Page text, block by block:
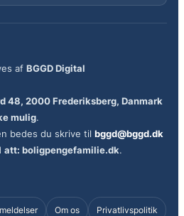
af BGGD Digital
48, 2000 Frederiksberg, Danmark
mulig.
bedes du skrive til bggd@bggd.dk
att: boligpengefamilie.dk.
Om os Privatlivspolitik